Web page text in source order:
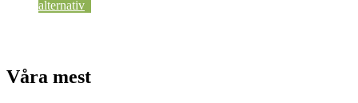
alternativ
Våra mest